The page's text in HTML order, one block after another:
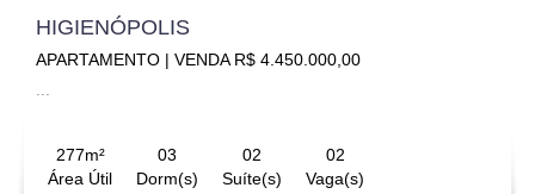
HIGIENÓPOLIS
APARTAMENTO | VENDA R$ 4.450.000,00
277m²
Área Útil
03
Dorm(s)
02
Suíte(s)
02
Vaga(s)